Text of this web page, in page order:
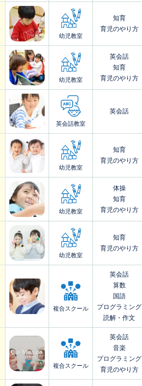
幼児教室
知育
育児のやり方
幼児教室
英会話
知育
育児のやり方
英会話教室
英会話
幼児教室
知育
育児のやり方
幼児教室
体操
知育
育児のやり方
幼児教室
知育
育児のやり方
複合スクール
英会話
算数
国語
プログラミング
読解・作文
複合スクール
英会話
音楽
プログラミング
育児のやり方